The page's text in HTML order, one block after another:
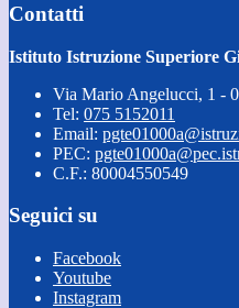
Contatti
Istituto Istruzione Superiore
Via Mario Angelucci, 1 -
Tel: 075 5152011
Email:
PEC:
C.F.: 80004550549
Seguici su
Facebook
Youtube
Instagram